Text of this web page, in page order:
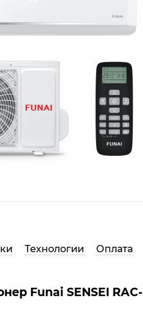
Технологии Оплата
Funai SENSEI RAC-